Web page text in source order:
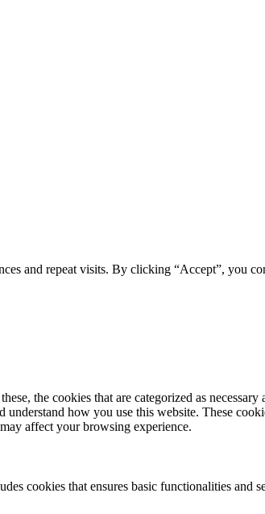
and repeat visits. By clicking “Accept”, you
the cookies that are categorized as
how you use this website. These
affect your browsing experience.
cookies that ensures basic functionalities and